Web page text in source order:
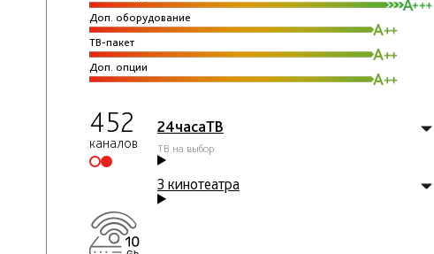
Доп. оборудование
ТВ-пакет
Доп. опции
452
каналов
24часаТВ
ТВ на выбор
3 кинотеатра